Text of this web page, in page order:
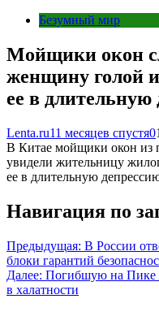
Безумный мир
Мойщики окон
женщину голой
ее в длительную
Lenta.ru11 месяцев спустя0
В Китае мойщики окон из
увидели жительницу
ее в длительную
Навигация по
Предыдущая: В России
блоки гарантий
Далее: Погибшую на Пике
в халатности